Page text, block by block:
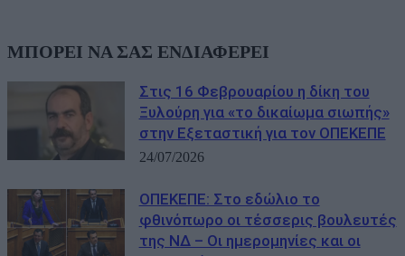
ΜΠΟΡΕΙ ΝΑ ΣΑΣ ΕΝΔΙΑΦΕΡΕΙ
Στις 16 Φεβρουαρίου η δίκη του
Ξυλούρη για «το δικαίωμα σιωπής»
στην Εξεταστική για τον ΟΠΕΚΕΠΕ
24/07/2026
ΟΠΕΚΕΠΕ: Στο εδώλιο το
φθινόπωρο οι τέσσερις βουλευτές
της ΝΔ – Οι ημερομηνίες και οι